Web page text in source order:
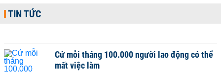
TIN TỨC
Cứ mỗi tháng 100.000 người lao động có thể
mất việc làm